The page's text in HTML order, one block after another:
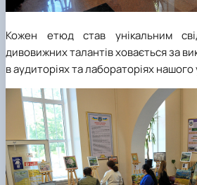
Кожен етюд став унікальним
дивовижних талантів ховається за
в аудиторіях та лабораторіях нашого